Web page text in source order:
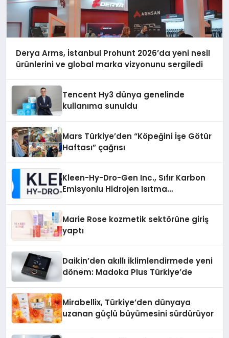
Derya Arms, İstanbul Prohunt 2026’da yeni nesil
ürünlerini ve global marka vizyonunu sergiledi
Tencent Hy3 dünya genelinde
kullanıma sunuldu
Mars Türkiye’den “Köpeğini İşe Götür
Haftası” çağrısı
Kleen-Hy-Dro-Gen Inc., Sıfır Karbon
Emisyonlu Hidrojen Isıtma
Marie Rose kozmetik sektörüne giriş
yaptı
Daikin’den akıllı iklimlendirmede yeni
dönem: Madoka Plus Türkiye’de
Mirabellix, Türkiye’den dünyaya
uzanan güçlü büyümesini sürdürüyor